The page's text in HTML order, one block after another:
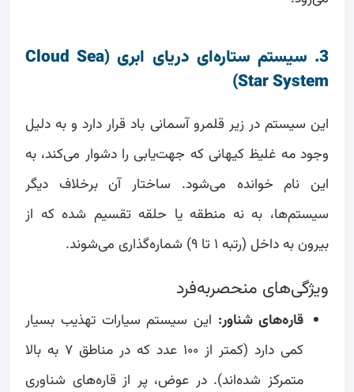
3. سیستم ستاره‌ای دریای ابری (Cloud Sea
Star System)
این سیستم در زیر قلمرو آسمانی باد قرار دارد و به دلیل
وجود مه غلیظ کیهانی که جهت‌یابی را دشوار می‌کند، به
این نام خوانده می‌شود. ساختار آن برخلاف دیگر
سیستم‌ها، به نه منطقه یا حلقه تقسیم شده که از
بیرون به داخل (رتبه ۱ تا ۹) شماره‌گذاری می‌شوند.
ویژگی‌های منحصربه‌فرد
قاره‌های شناور: این سیستم سیارات تهذیب بسیار
کمی دارد (کمتر از ۱۰۰ عدد که در مناطق ۷ به بالا
متمرکز شده‌اند). در عوض، پر از قاره‌های شناوری